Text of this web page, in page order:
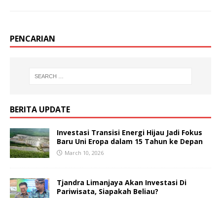
PENCARIAN
BERITA UPDATE
Investasi Transisi Energi Hijau Jadi Fokus
Baru Uni Eropa dalam 15 Tahun ke Depan
March 10, 2026
Tjandra Limanjaya Akan Investasi Di
Pariwisata, Siapakah Beliau?